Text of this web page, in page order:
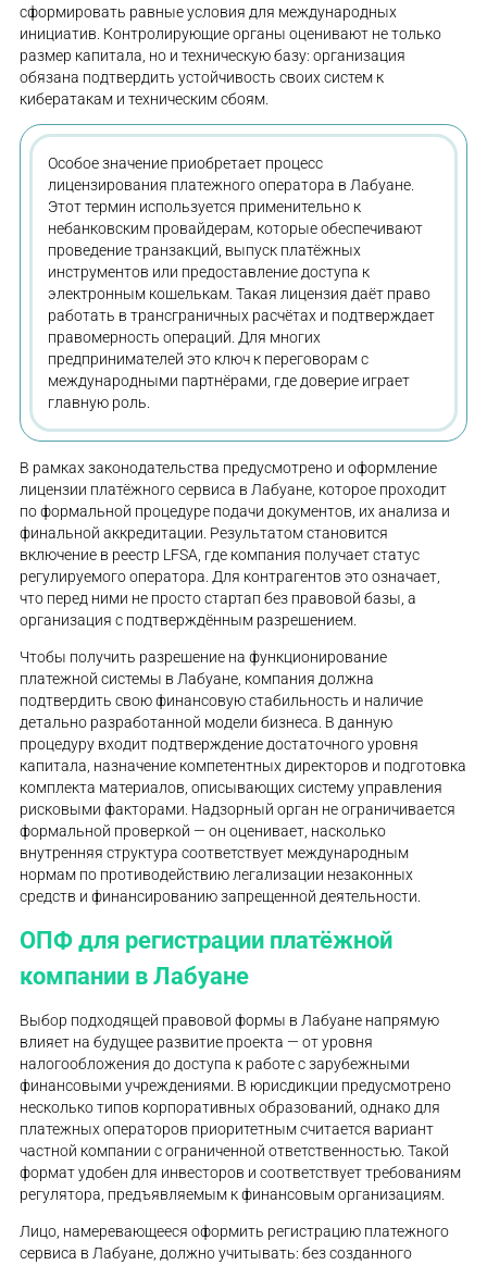
сформировать равные условия для международных
инициатив. Контролирующие органы оценивают не только
размер капитала, но и техническую базу: организация
обязана подтвердить устойчивость своих систем к
кибератакам и техническим сбоям.
Особое значение приобретает процесс
лицензирования платежного оператора в Лабуане.
Этот термин используется применительно к
небанковским провайдерам, которые обеспечивают
проведение транзакций, выпуск платёжных
инструментов или предоставление доступа к
электронным кошелькам. Такая лицензия даёт право
работать в трансграничных расчётах и подтверждает
правомерность операций. Для многих
предпринимателей это ключ к переговорам с
международными партнёрами, где доверие играет
главную роль.
В рамках законодательства предусмотрено и оформление
лицензии платёжного сервиса в Лабуане, которое проходит
по формальной процедуре подачи документов, их анализа и
финальной аккредитации. Результатом становится
включение в реестр LFSA, где компания получает статус
регулируемого оператора. Для контрагентов это означает,
что перед ними не просто стартап без правовой базы, а
организация с подтверждённым разрешением.
Чтобы получить разрешение на функционирование
платежной системы в Лабуане, компания должна
подтвердить свою финансовую стабильность и наличие
детально разработанной модели бизнеса. В данную
процедуру входит подтверждение достаточного уровня
капитала, назначение компетентных директоров и подготовка
комплекта материалов, описывающих систему управления
рисковыми факторами. Надзорный орган не ограничивается
формальной проверкой — он оценивает, насколько
внутренняя структура соответствует международным
нормам по противодействию легализации незаконных
средств и финансированию запрещенной деятельности.
ОПФ для регистрации платёжной
компании в Лабуане
Выбор подходящей правовой формы в Лабуане напрямую
влияет на будущее развитие проекта — от уровня
налогообложения до доступа к работе с зарубежными
финансовыми учреждениями. В юрисдикции предусмотрено
несколько типов корпоративных образований, однако для
платежных операторов приоритетным считается вариант
частной компании с ограниченной ответственностью. Такой
формат удобен для инвесторов и соответствует требованиям
регулятора, предъявляемым к финансовым организациям.
Лицо, намеревающееся оформить регистрацию платежного
сервиса в Лабуане, должно учитывать: без созданного